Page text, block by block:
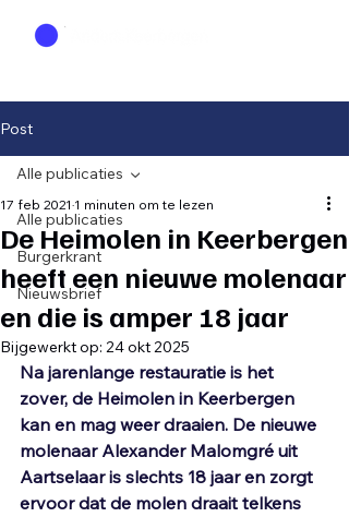
Post
Alle publicaties
Burgerkrant
Nieuwsbrief
Alle publicaties
De Heimolen in Keerbergen
heeft een nieuwe molenaar
en die is amper 18 jaar
17 feb 2021 1 minuten om te lezen
Bijgewerkt op: 24 okt 2025
Na jarenlange restauratie is het
zover, de Heimolen in Keerbergen
kan en mag weer draaien. De nieuwe
molenaar Alexander Malomgré uit
Aartselaar is slechts 18 jaar en zorgt
ervoor dat de molen draait telkens